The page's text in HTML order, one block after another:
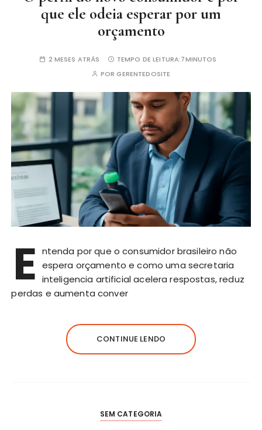
que ele odeia esperar por um
orçamento
2 MESES ATRÁS TEMPO DE LEITURA:7MINUTOS
PORGERENTEDOSITE
E ntenda por que o consumidor brasileiro não
espera orçamento e como uma secretaria
inteligencia artificial acelera respostas, reduz
perdas e aumenta conver
CONTINUE LENDO
SEM CATEGORIA